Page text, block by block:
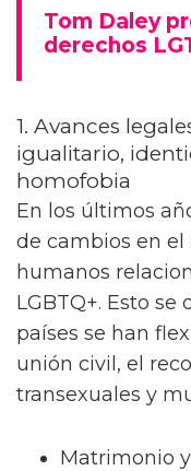
Tom Daley
derechos
1. Avances
igualitario,
homofobia
En los últimos
de cambios en
humanos
LGBTQ+. Esto
países se han
unión civil, el
transexuales y
Matrimonio